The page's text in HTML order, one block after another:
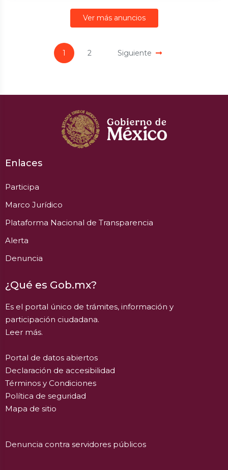
Ver más anuncios
1 2 Siguiente
Enlaces
Participa
Marco Jurídico
Plataforma Nacional de Transparencia
Alerta
Denuncia
¿Qué es Gob.mx?
Es el portal único de trámites, información y
participación ciudadana.
Leer más.
Portal de datos abiertos
Declaración de accesibilidad
Términos y Condiciones
Política de seguridad
Mapa de sitio
Denuncia contra servidores públicos